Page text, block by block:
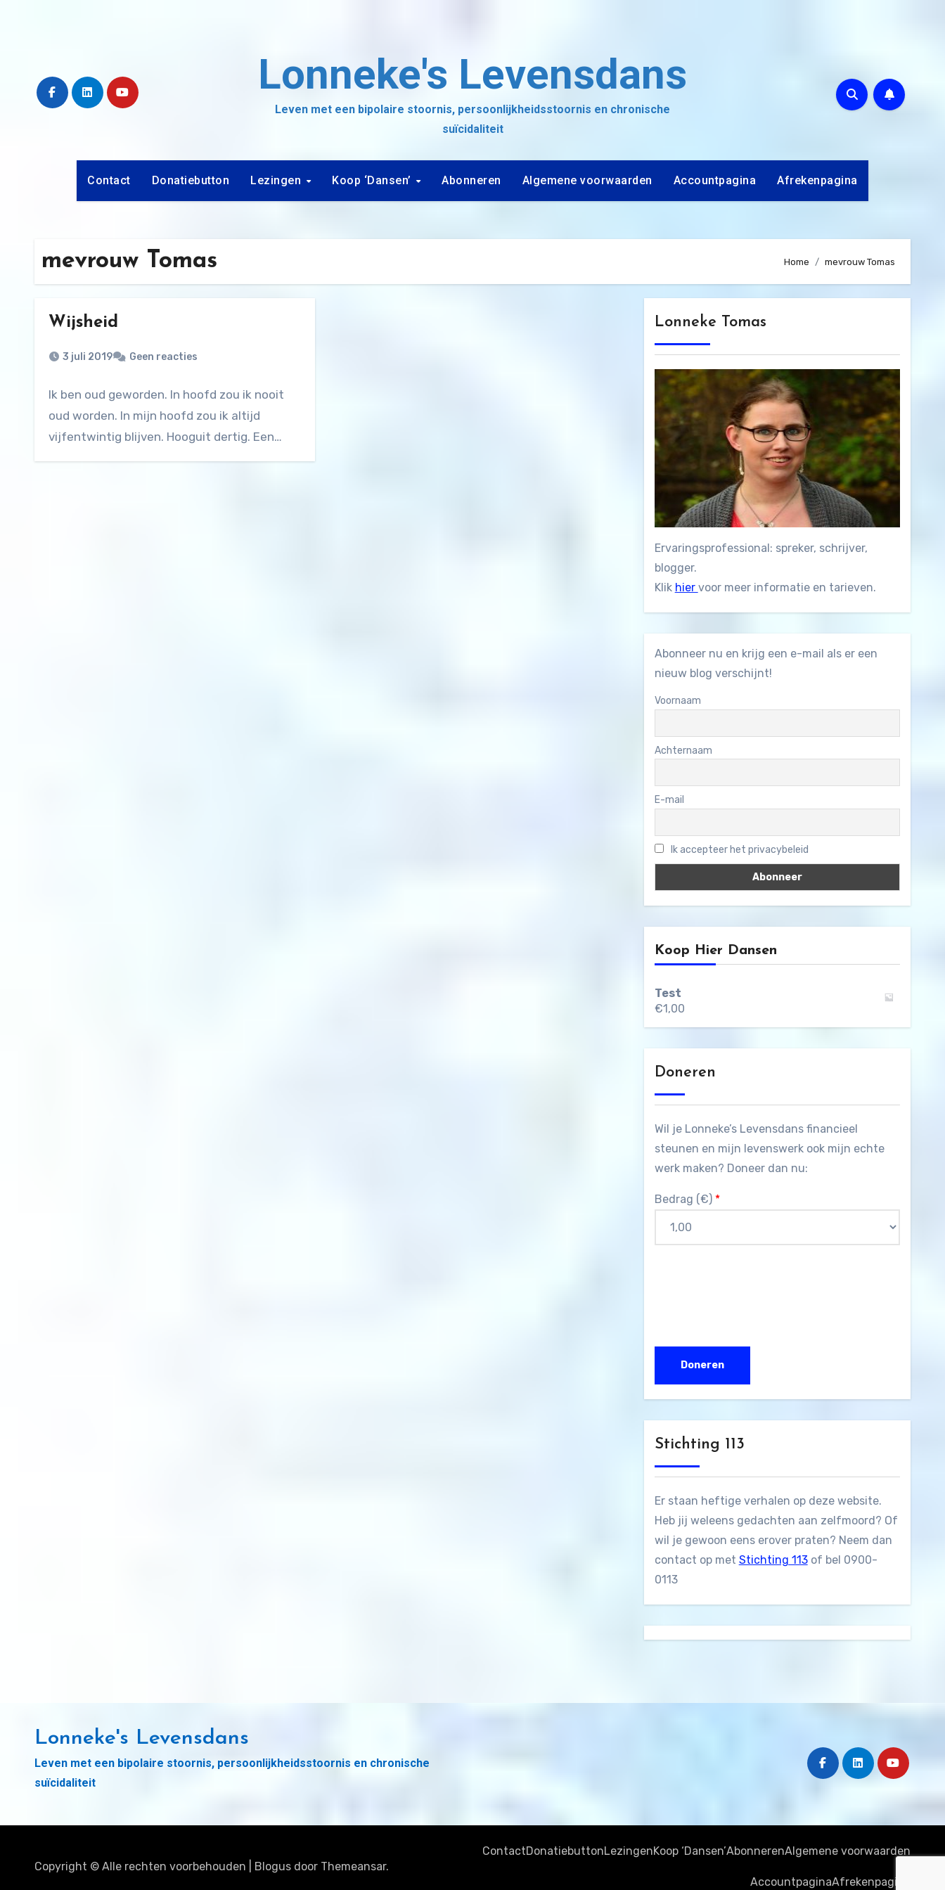
Lonneke's Levensdans
Leven met een bipolaire stoornis, persoonlijkheidsstoornis en chronische
suïcidaliteit
Contact Donatiebutton Lezingen Koop ‘Dansen’ Abonneren Algemene voorwaarden Accountpagina Afrekenpagina
mevrouw Tomas Home mevrouw Tomas
Wijsheid
3 juli 2019 Geen reacties
Ik ben oud geworden. In hoofd zou ik nooit
oud worden. In mijn hoofd zou ik altijd
vijfentwintig blijven. Hooguit dertig. Een…
Lonneke Tomas
Ervaringsprofessional: spreker, schrijver,
blogger.
Klik hier voor meer informatie en tarieven.
Abonneer nu en krijg een e-mail als er een
nieuw blog verschijnt!
Voornaam
Achternaam
E-mail
Ik accepteer het privacybeleid
Koop Hier Dansen
Test
€1,00
Doneren
Wil je Lonneke’s Levensdans financieel
steunen en mijn levenswerk ook mijn echte
werk maken? Doneer dan nu:
Bedrag (€) *
Stichting 113
Er staan heftige verhalen op deze website.
Heb jij weleens gedachten aan zelfmoord? Of
wil je gewoon eens erover praten? Neem dan
contact op met Stichting 113of bel 0900-
0113
Lonneke's Levensdans
Leven met een bipolaire stoornis, persoonlijkheidsstoornis en chronische
suïcidaliteit
Copyright © Alle rechten voorbehouden Blogus door Themeansar.
ContactDonatiebuttonLezingenKoop ‘Dansen’AbonnerenAlgemene voorwaarden
AccountpaginaAfrekenpagina